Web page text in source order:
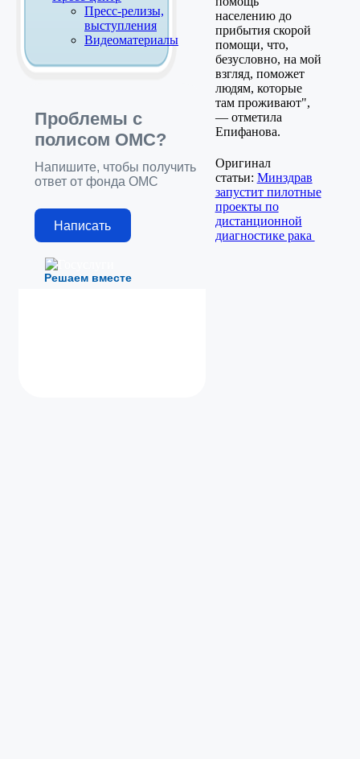
Пресс-релизы,
выступления
Видеоматериалы
Решаем вместе
Проблемы с
полисом ОМС?
Напишите, чтобы получить
ответ от фонда ОМС
Написать
населению до
прибытия скорой
помощи, что,
безусловно, на мой
взгляд, поможет
людям, которые
там проживают",
— отметила
Епифанова.
Оригинал
статьи: Минздрав
запустит пилотные
проекты по
дистанционной
диагностике рака